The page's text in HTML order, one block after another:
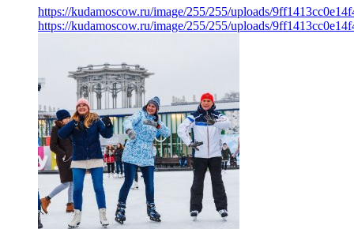
https://kudamoscow.ru/image/255/255/uploads/
https://kudamoscow.ru/image/255/255/uploads/